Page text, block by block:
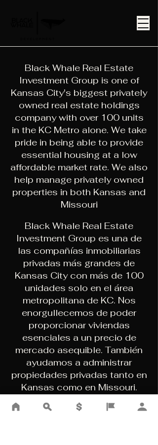
Black Whale Real Estate
Investment Group is one of
Kansas City's biggest privately
owned real estate holdings
company with over 100 units
in the KC Metro alone. We take
pride in being able to provide
essential housing at a low
affordable market rate. We also
help manage privately owned
properties in both Kansas and
Missouri
Black Whale Real Estate
Investment Group es una de
las compañías inmobiliarias
privadas más grandes de
Kansas City con más de 100
unidades solo en el área
metropolitana de KC. Nos
enorgullecemos de poder
proporcionar viviendas
esenciales a un precio de
mercado asequible. También
ayudamos a administrar
propiedades privadas tanto en
Kansas como en Missouri.
CURRENT RENTAL